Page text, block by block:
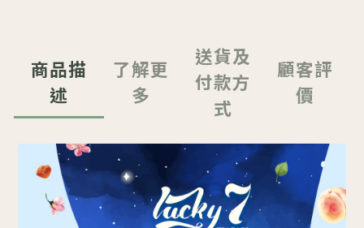
商品描
述
了解更
多
送貨及
付款方
式
顧客評
價